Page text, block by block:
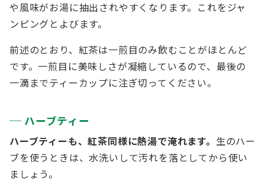
や風味がお湯に抽出されやすくなります。これをジャ
ンピングとよびます。
前述のとおり、紅茶は一煎目のみ飲むことがほとんど
です。一煎目に美味しさが凝縮しているので、最後の
一滴までティーカップに注ぎ切ってください。
ハーブティー
ハーブティーも、紅茶同様に熱湯で淹れます。 生のハー
ブを使うときは、水洗いして汚れを落としてから使い
ましょう。